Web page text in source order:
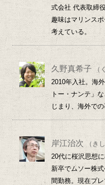
式会社 代表取締
趣味はマリンス
考えている。
久野真希子
（
2010年入社。海
トー・ナンテ」
じまり、海外で
岸江治次
（き
20代に桜沢思想
新卒でムソー株
間勤務。現在プ